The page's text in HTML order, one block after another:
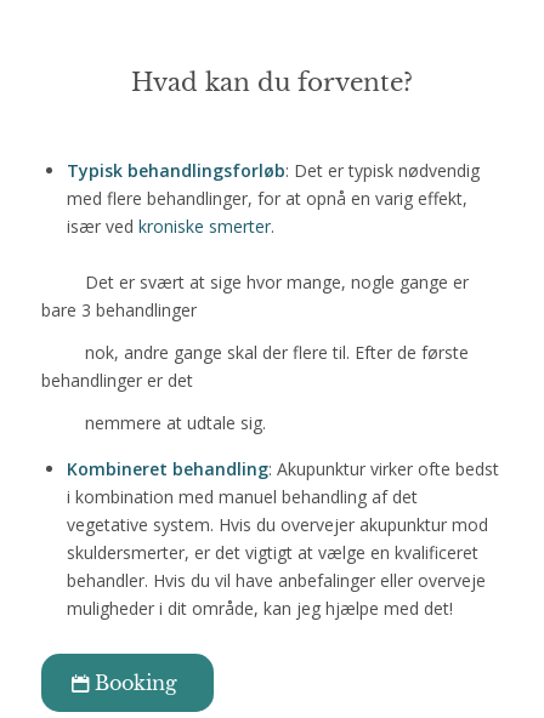
Hvad kan du forvente?
Typisk behandlingsforløb: Det er typisk nødvendig
med flere behandlinger, for at opnå en varig effekt,
især ved kroniske smerter.
Det er svært at sige hvor mange, nogle gange er
bare 3 behandlinger
nok, andre gange skal der flere til. Efter de første
behandlinger er det
nemmere at udtale sig.
Kombineret behandling: Akupunktur virker ofte bedst
i kombination med manuel behandling af det
vegetative system. Hvis du overvejer akupunktur mod
skuldersmerter, er det vigtigt at vælge en kvalificeret
behandler. Hvis du vil have anbefalinger eller overveje
muligheder i dit område, kan jeg hjælpe med det!
Booking